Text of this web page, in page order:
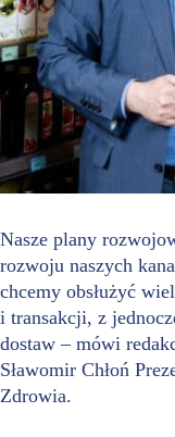
Nasze plany
rozwoju naszych
chcemy obsłużyć
i transakcji, z
dostaw – mówi
Sławomir Chłoń
Zdrowia.